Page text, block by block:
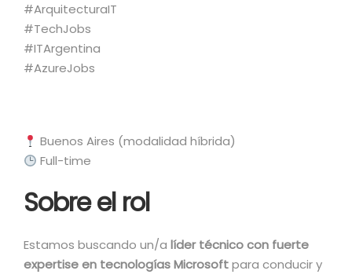
#ArquitecturaIT
#TechJobs
#ITArgentina
#AzureJobs
Buenos Aires (modalidad híbrida)
Full-time
Sobre el rol
Estamos buscando un/a líder técnico con fuerte
expertise en tecnologías Microsoftpara conducir y